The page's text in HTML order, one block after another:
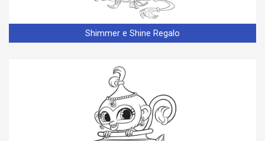
Shimmer e Shine Regalo